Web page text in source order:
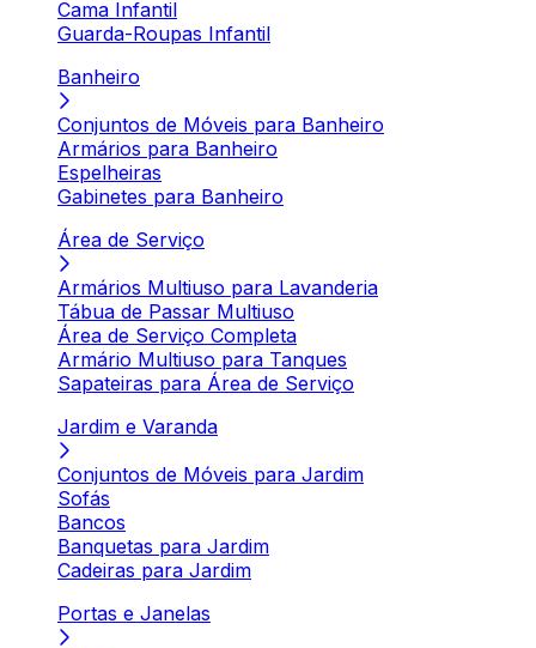
Cama Infantil
Guarda-Roupas Infantil
Banheiro
Conjuntos de Móveis para Banheiro
Armários para Banheiro
Espelheiras
Gabinetes para Banheiro
Área de Serviço
Armários Multiuso para Lavanderia
Tábua de Passar Multiuso
Área de Serviço Completa
Armário Multiuso para Tanques
Sapateiras para Área de Serviço
Jardim e Varanda
Conjuntos de Móveis para Jardim
Sofás
Bancos
Banquetas para Jardim
Cadeiras para Jardim
Portas e Janelas